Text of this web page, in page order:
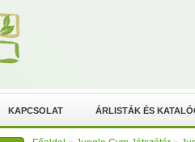
KAPCSOLAT ÁRLISTÁK ÉS